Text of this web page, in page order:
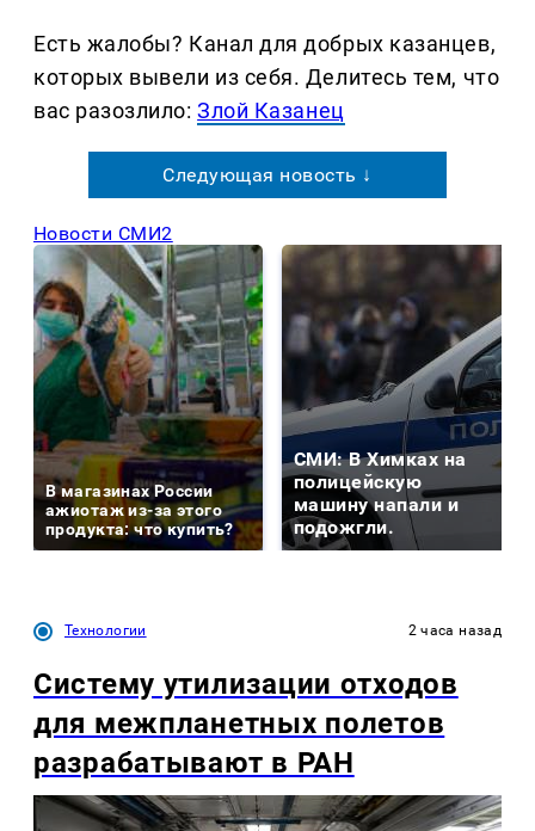
Есть жалобы? Канал для добрых казанцев,
которых вывели из себя. Делитеcь тем, что
вас разозлило:Злой Казанец
Следующая новость ↓
Новости СМИ2
В магазинах России
ажиотаж из-за этого
продукта: что купить?
СМИ: В Химках на
полицейскую
машину напали и
подожгли.
Технологии 2 часа назад
Систему утилизации отходов
для межпланетных полетов
разрабатывают в РАН